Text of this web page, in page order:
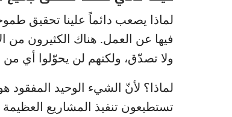
لماذا يصعب دائماً علينا تحقيق
فيها عن العمل. هناك الكثيرون من
ولا تصدّق، ولكنهم لن يحوّلوا أي
لماذا؟ لأنّ الشيء الوحيد المفقود
تستطيعون تنفيذ المشاريع